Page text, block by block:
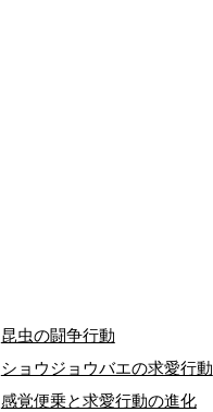
昆虫の闘争行動
ショウジョウバエの求愛行動
感覚便乗と求愛行動の進化